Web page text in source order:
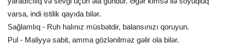
varsa, indi istilik qayıda bilər.
Sağlamlıq - Ruh halınız müsbətdir, balansınızı qoruyun.
Pul - Maliyyə sabit, amma gözlənilməz gəlir ola bilər.